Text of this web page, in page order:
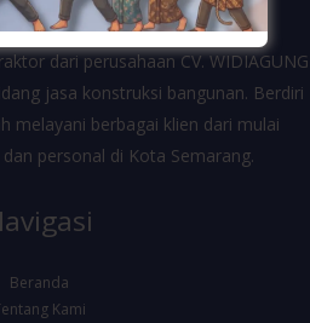
dari perusahaan CV. WIDIAGUNG
jasa konstruksi bangunan. Berdiri
melayani berbagai klien dari mulai
personal di Kota Semarang.
Beranda
Kami